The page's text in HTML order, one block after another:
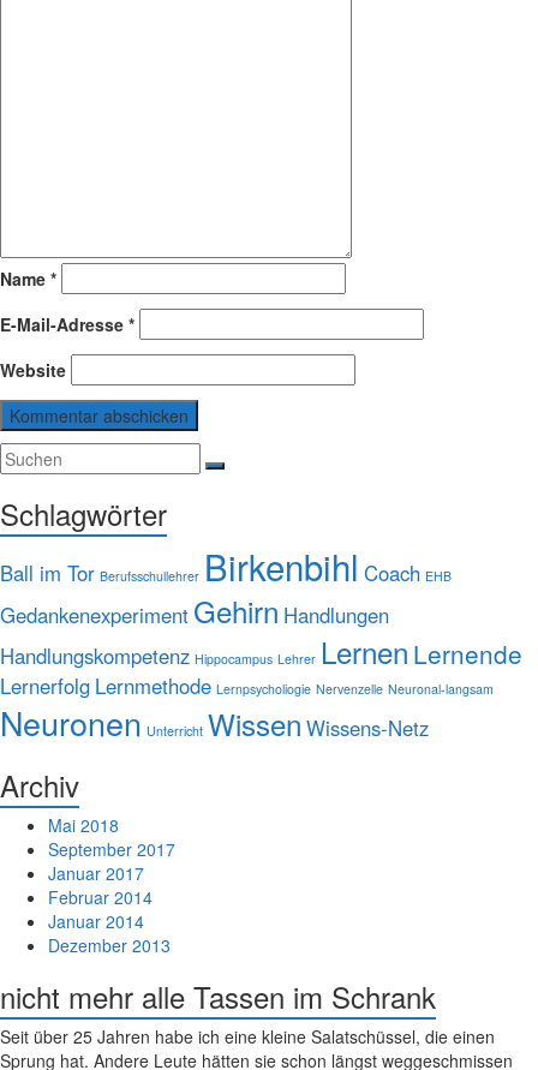
Name *
E-Mail-Adresse *
Website
Schlagwörter
Ball im Tor Berufsschullehrer Birkenbihl Coach EHB
Gedankenexperiment Gehirn Handlungen
Handlungskompetenz Hippocampus Lehrer Lernen Lernende
Lernerfolg Lernmethode Lernpsycholiogie Nervenzelle Neuronal-langsam
Neuronen Unterricht Wissen Wissens-Netz
Archiv
Mai 2018
September 2017
Januar 2017
Februar 2014
Januar 2014
Dezember 2013
nicht mehr alle Tassen im Schrank
Seit über 25 Jahren habe ich eine kleine Salatschüssel, die einen
Sprung hat. Andere Leute hätten sie schon längst weggeschmissen